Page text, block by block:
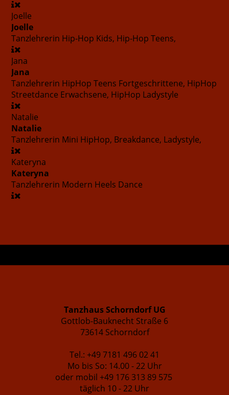
Joelle
Joelle
Tanzlehrerin Hip-Hop Kids, Hip-Hop Teens,
Jana
Jana
Tanzlehrerin HipHop Teens Fortgeschrittene, HipHop
Streetdance Erwachsene, HipHop Ladystyle
Natalie
Natalie
Tanzlehrerin Mini HipHop, Breakdance, Ladystyle,
Kateryna
Kateryna
Tanzlehrerin Modern Heels Dance
Tanzhaus Schorndorf UG
Gottlob-Bauknecht Straße 6
73614 Schorndorf
Tel.: +49 7181 496 02 41
Mo bis So: 14.00 - 22 Uhr
oder mobil +49 176 313 89 575
täglich 10 - 22 Uhr